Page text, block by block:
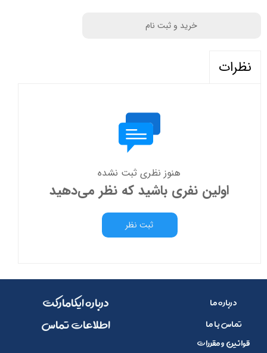
خرید و ثبت نام
نظرات
هنوز نظری ثبت نشده
اولین نفری باشید که نظر می‌دهید
ثبت نظر
درباره ما
تماس با ما
قوانین و مقررات
​​درباره ایکامارکت
​اطلاعات تماس